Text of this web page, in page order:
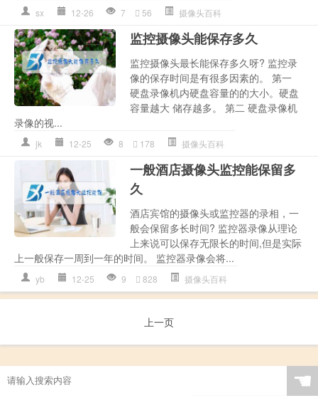
sx 12-26 7 56 摄像头百科
监控摄像头能保存多久
监控摄像头最长能保存多久呀? 监控录
像的保存时间是有很多因素的。 第一
硬盘录像机内硬盘容量的的大小。硬盘
容量越大 储存越多。 第二 硬盘录像机
录像的视...
jk 12-25 8 178 摄像头百科
一般酒店摄像头监控能保留多
久
酒店宾馆的摄像头或监控器的录相，一
般会保留多长时间? 监控器录像从理论
上来说可以保存无限长的时间,但是实际
上一般保存一周到一年的时间。 监控器录像会将...
yb 12-25 9 828 摄像头百科
上一页
☚